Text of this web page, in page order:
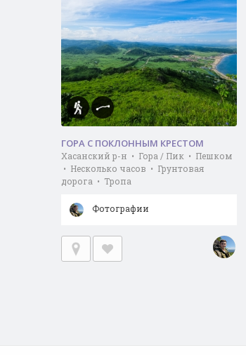
ГОРА С ПОКЛОННЫМ КРЕСТОМ
Хасанский р-н • Гора / Пик • Пешком
• Несколько часов • Грунтовая
дорога • Тропа
Фотографии